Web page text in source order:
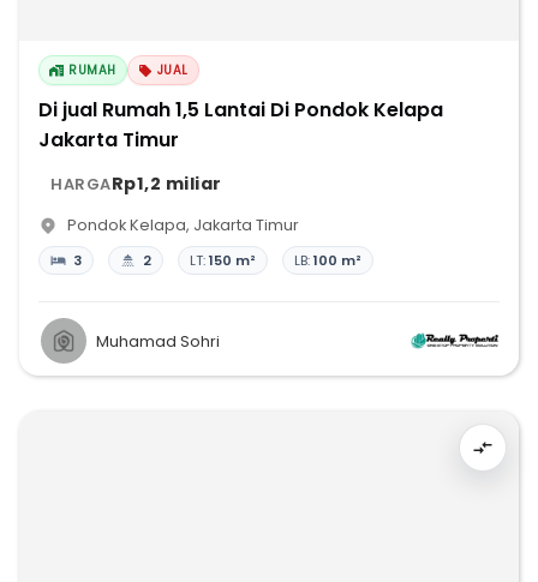
RUMAH JUAL
Di jual Rumah 1,5 Lantai Di Pondok Kelapa
Jakarta Timur
HARGARp1,2 miliar
Pondok Kelapa, Jakarta Timur
3 2 LT:150 m² LB:100 m²
Muhamad Sohri